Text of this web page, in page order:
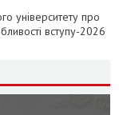
університету про
вступу-2026